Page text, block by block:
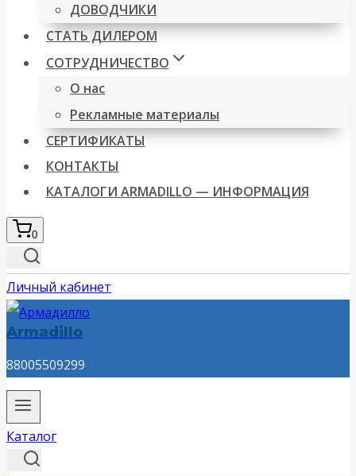
ДОВОДЧИКИ
СТАТЬ ДИЛЕРОМ
СОТРУДНИЧЕСТВО
О нас
Рекламные материалы
СЕРТИФИКАТЫ
КОНТАКТЫ
КАТАЛОГИ ARMADILLO — ИНФОРМАЦИЯ
0
Личный кабинет
Armadillo
88005509299
Каталог